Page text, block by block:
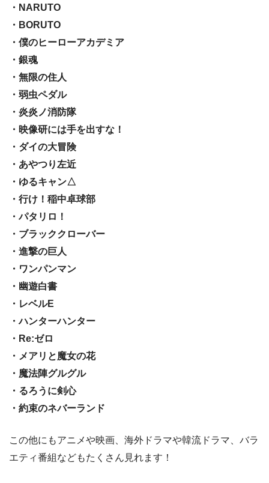
・NARUTO
・BORUTO
・僕のヒーローアカデミア
・銀魂
・無限の住人
・弱虫ペダル
・炎炎ノ消防隊
・映像研には手を出すな！
・ダイの大冒険
・あやつり左近
・ゆるキャン△
・行け！稲中卓球部
・パタリロ！
・ブラッククローバー
・進撃の巨人
・ワンパンマン
・幽遊白書
・レベルE
・ハンターハンター
・Re:ゼロ
・メアリと魔女の花
・魔法陣グルグル
・るろうに剣心
・約束のネバーランド
この他にもアニメや映画、海外ドラマや韓流ドラマ、バラ
エティ番組などもたくさん見れます！